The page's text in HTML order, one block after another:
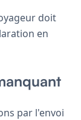
doit
en
par l'envoi